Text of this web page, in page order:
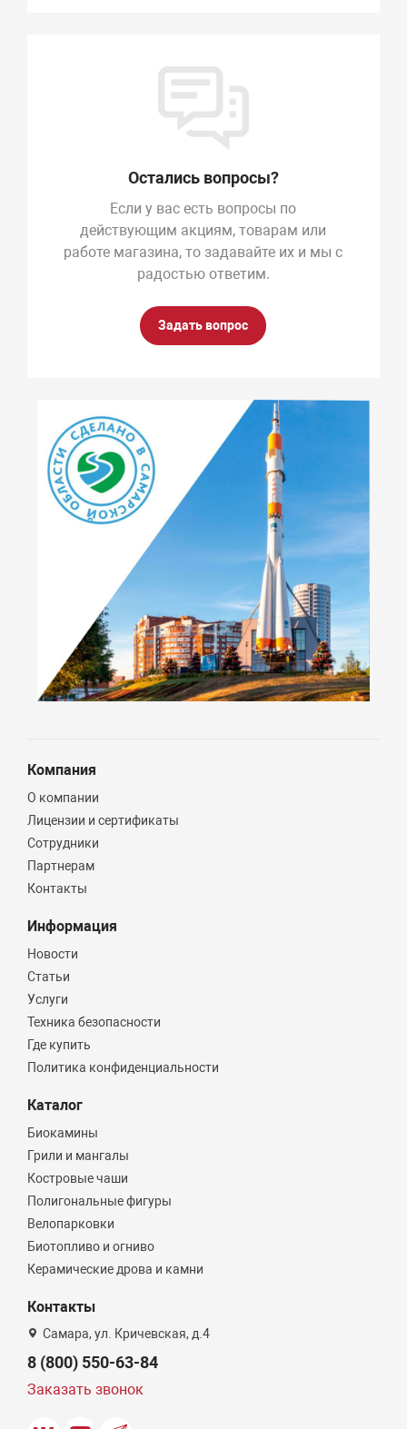
Остались вопросы?
Если у вас есть вопросы по
действующим акциям, товарам или
работе магазина, то задавайте их и мы с
радостью ответим.
Задать вопрос
Компания
О компании
Лицензии и сертификаты
Сотрудники
Партнерам
Контакты
Информация
Новости
Статьи
Услуги
Техника безопасности
Где купить
Политика конфиденциальности
Каталог
Биокамины
Грили и мангалы
Костровые чаши
Полигональные фигуры
Велопарковки
Биотопливо и огниво
Керамические дрова и камни
Контакты
Самара, ул. Кричевская, д.4
8 (800) 550-63-84
Заказать звонок